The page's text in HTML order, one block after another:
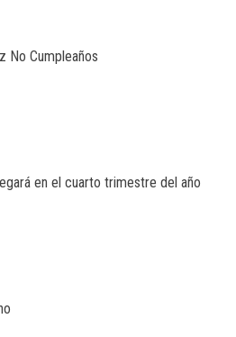
No Cumpleaños
en el cuarto trimestre del año